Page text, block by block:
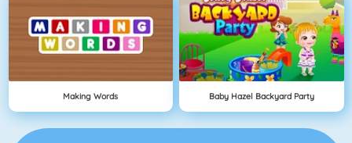
Making Words Baby Hazel Backyard Party